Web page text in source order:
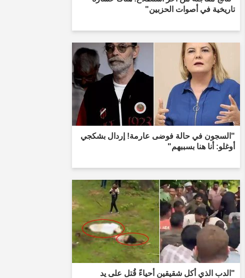
تاريخية في أصوات الحزبين"
"السجون في حالة فوضى عارمة! إردال بشكجي
أوغلو: أنا هنا بسببهم"
"الدب الذي أكل شقيقين أحياءً قُتل على يد